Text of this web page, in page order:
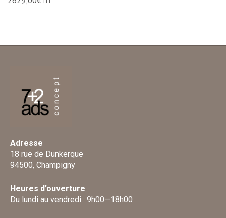
Adresse
18 rue de Dunkerque
94500, Champigny
Heures d’ouverture
Du lundi au vendredi : 9h00—18h00